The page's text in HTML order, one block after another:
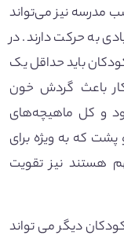
نیز می‌تواند
به حرکت دارند. در
باید حداقل یک
باعث گردش خون
و کل ماهیچه‌های
که به ویژه برای
هستند نیز تقویت
دیگر می تواند